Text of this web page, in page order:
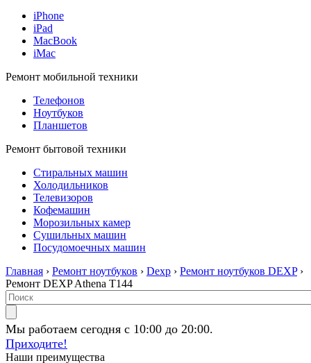
iPhone
iPad
MacBook
iMac
Ремонт мобильной техники
Телефонов
Ноутбуков
Планшетов
Ремонт бытовой техники
Стиральных машин
Холодильников
Телевизоров
Кофемашин
Морозильных камер
Сушильных машин
Посудомоечных машин
Главная › Ремонт ноутбуков › Dexp › Ремонт ноутбуков DEXP›
Ремонт DEXP Athena T144
Мы работаем сегодня с 10:00 до 20:00.
Приходите!
Наши преимущества